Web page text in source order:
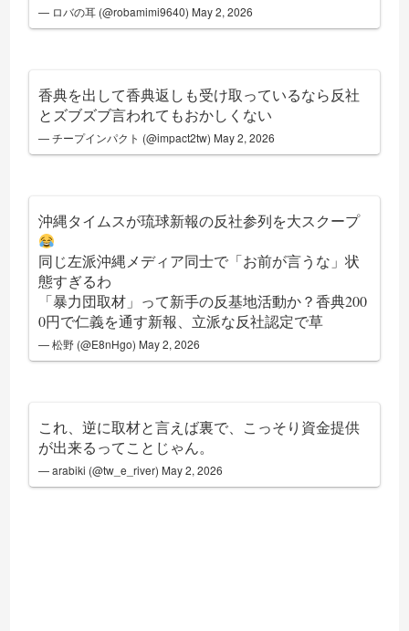
— ロバの耳 (@robamimi9640) May 2, 2026
香典を出して香典返しも受け取っているなら反社
とズブズブ言われてもおかしくない
— チープインパクト (@impact2tw) May 2, 2026
沖縄タイムスが琉球新報の反社参列を大スクープ
同じ左派沖縄メディア同士で「お前が言うな」状
態すぎるわ
「暴力団取材」って新手の反基地活動か？香典200
0円で仁義を通す新報、立派な反社認定で草
— 松野 (@E8nHgo) May 2, 2026
これ、逆に取材と言えば裏で、こっそり資金提供
が出来るってことじゃん。
— arabiki (@tw_e_river) May 2, 2026